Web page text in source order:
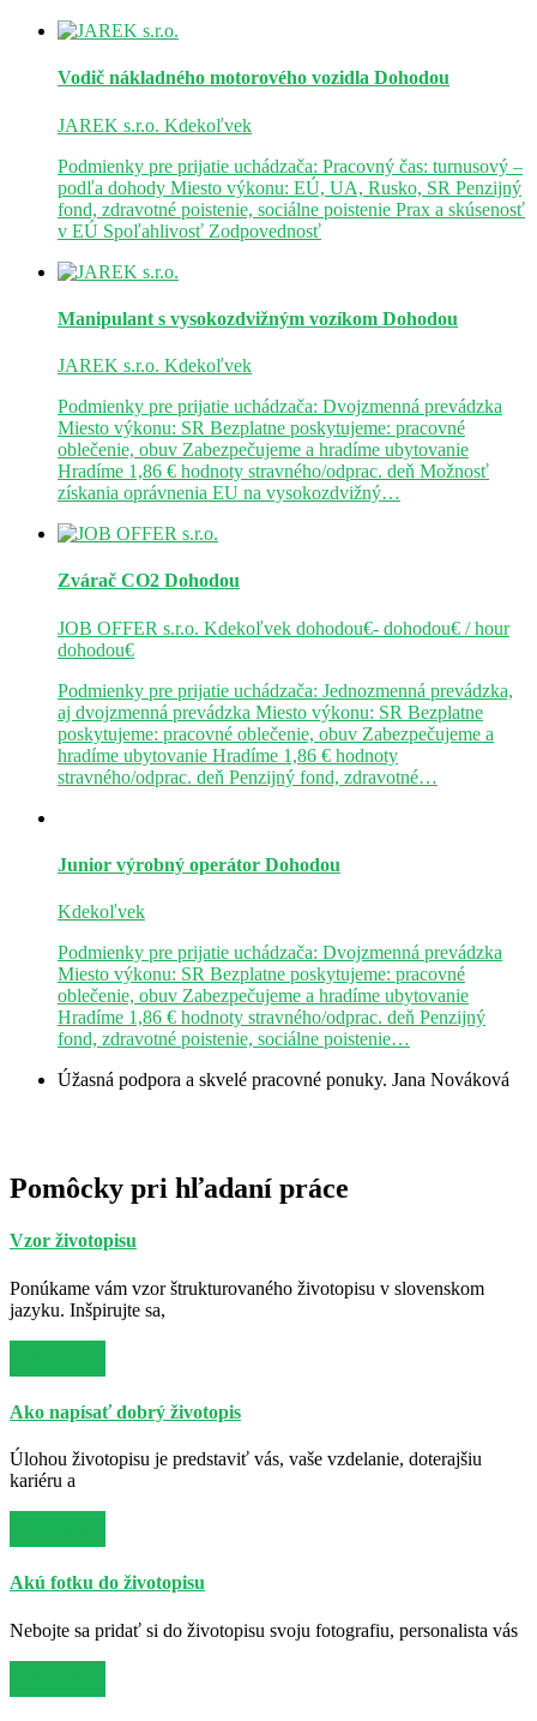
Vodič nákladného motorového vozidla Dohodou
JAREK s.r.o. Kdekoľvek
Podmienky pre prijatie uchádzača: Pracovný čas: turnusový –
podľa dohody Miesto výkonu: EÚ, UA, Rusko, SR Penzijný
fond, zdravotné poistenie, sociálne poistenie Prax a skúsenosť
v EÚ Spoľahlivosť Zodpovednosť
Manipulant s vysokozdvižným vozíkom Dohodou
JAREK s.r.o. Kdekoľvek
Podmienky pre prijatie uchádzača: Dvojzmenná prevádzka
Miesto výkonu: SR Bezplatne poskytujeme: pracovné
oblečenie, obuv Zabezpečujeme a hradíme ubytovanie
Hradíme 1,86 € hodnoty stravného/odprac. deň Možnosť
získania oprávnenia EU na vysokozdvižný…
Zvárač CO2 Dohodou
JOB OFFER s.r.o. Kdekoľvek dohodou€- dohodou€ / hour
dohodou€
Podmienky pre prijatie uchádzača: Jednozmenná prevádzka,
aj dvojzmenná prevádzka Miesto výkonu: SR Bezplatne
poskytujeme: pracovné oblečenie, obuv Zabezpečujeme a
hradíme ubytovanie Hradíme 1,86 € hodnoty
stravného/odprac. deň Penzijný fond, zdravotné…
Junior výrobný operátor Dohodou
Kdekoľvek
Podmienky pre prijatie uchádzača: Dvojzmenná prevádzka
Miesto výkonu: SR Bezplatne poskytujeme: pracovné
oblečenie, obuv Zabezpečujeme a hradíme ubytovanie
Hradíme 1,86 € hodnoty stravného/odprac. deň Penzijný
fond, zdravotné poistenie, sociálne poistenie…
Úžasná podpora a skvelé pracovné ponuky. Jana Nováková
Pomôcky pri hľadaní práce
Vzor životopisu
Ponúkame vám vzor štrukturovaného životopisu v slovenskom
jazyku. Inšpirujte sa,
Ako napísať dobrý životopis
Úlohou životopisu je predstaviť vás, vaše vzdelanie, doterajšiu
kariéru a
Akú fotku do životopisu
Nebojte sa pridať si do životopisu svoju fotografiu, personalista vás